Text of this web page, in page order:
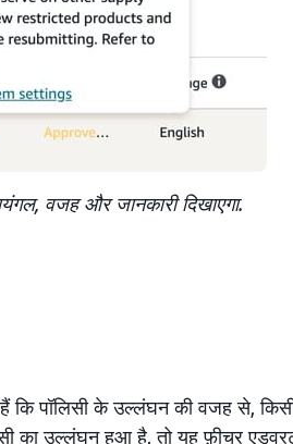
वजह और जानकारी दिखाएगा.
पॉलिसी के उल्लंघन की वजह से,
का उल्लंघन हुआ है, तो यह फ़ीचर